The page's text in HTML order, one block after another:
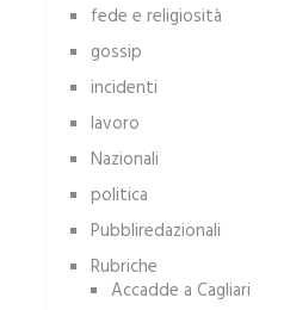
fede e religiosità
gossip
incidenti
lavoro
Nazionali
politica
Pubbliredazionali
Rubriche
Accadde a Cagliari